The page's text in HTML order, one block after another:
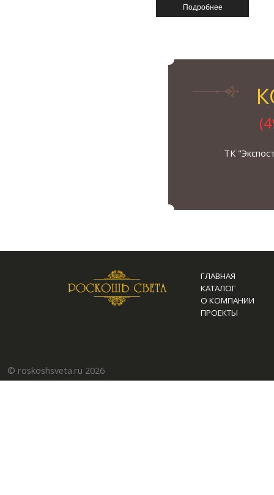
ТК
ГЛАВНАЯ
КАТАЛОГ
О КОМПАНИИ
ПРОЕКТЫ
© roskoshsveta.ru 2026